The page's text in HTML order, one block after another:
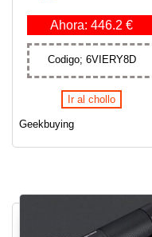
Ahora: 446.2 €
Codigo; 6VIERY8D
Ir al chollo
Geekbuying